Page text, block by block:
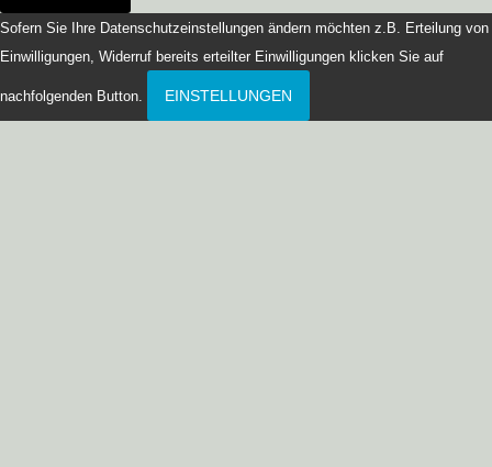
Sofern Sie Ihre Datenschutzeinstellungen ändern möchten z.B. Erteilung von
Einwilligungen, Widerruf bereits erteilter Einwilligungen klicken Sie auf
nachfolgenden Button. EINSTELLUNGEN